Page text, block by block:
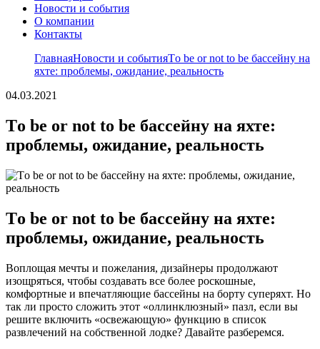
Новости и события
О компании
Контакты
ГлавнаяНовости и событияТo be or not to be бассейну на
яхте: проблемы, ожидание, реальность
04.03.2021
Тo be or not to be бассейну на яхте:
проблемы, ожидание, реальность
Тo be or not to be бассейну на яхте:
проблемы, ожидание, реальность
Воплощая мечты и пожелания, дизайнеры продолжают
изощряться, чтобы создавать все более роскошные,
комфортные и впечатляющие бассейны на борту суперяхт. Но
так ли просто сложить этот «оллинклюзный» пазл, если вы
решите включить «освежающую» функцию в список
развлечений на собственной лодке? Давайте разберемся.